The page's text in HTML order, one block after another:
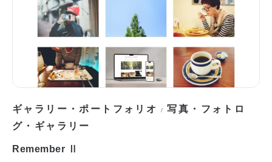
ギャラリー・ポートフォリオ /写真・フォトロ
グ・ギャラリー
Remember Ⅱ